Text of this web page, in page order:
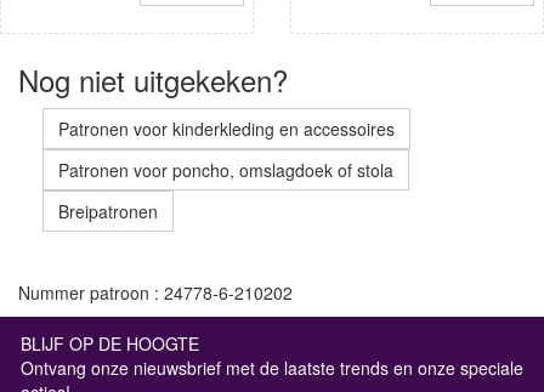
Nog niet uitgekeken?
Patronen voor kinderkleding en accessoires
Patronen voor poncho, omslagdoek of stola
Breipatronen
Nummer patroon : 24778-6-210202
BLIJF OP DE HOOGTE
Ontvang onze nieuwsbrief met de laatste trends en onze speciale